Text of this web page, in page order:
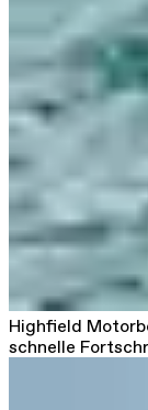
Highfield
schnelle